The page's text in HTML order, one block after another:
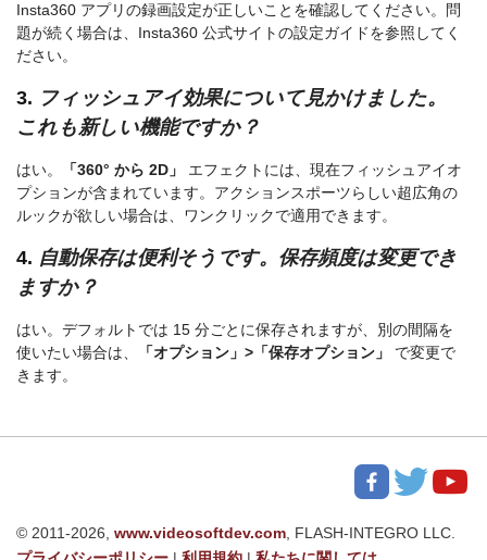
Insta360 アプリの録画設定が正しいことを確認してください。問
題が続く場合は、Insta360 公式サイトの設定ガイドを参照してく
ださい。
3. フィッシュアイ効果について見かけました。
これも新しい機能ですか？
はい。 「360° から 2D」
エフェクトには、現在フィッシュアイオ
プションが含まれています。アクションスポーツらしい超広角の
ルックが欲しい場合は、ワンクリックで適用できます。
4. 自動保存は便利そうです。保存頻度は変更でき
ますか？
はい。デフォルトでは 15 分ごとに保存されますが、別の間隔を
使いたい場合は、
「オプション」>「保存オプション」
で変更で
きます。
© 2011-2026, www.videosoftdev.com , FLASH-INTEGRO LLC.